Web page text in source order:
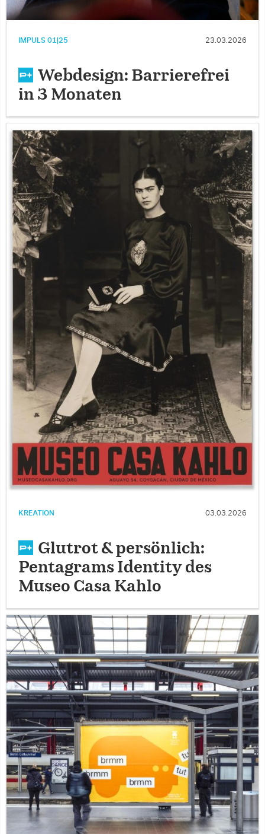
IMPULS 01|25 23.03.2026
Webdesign: Barrierefrei
in 3 Monaten
KREATION 03.03.2026
Glutrot & persönlich:
Pentagrams Identity des
Museo Casa Kahlo